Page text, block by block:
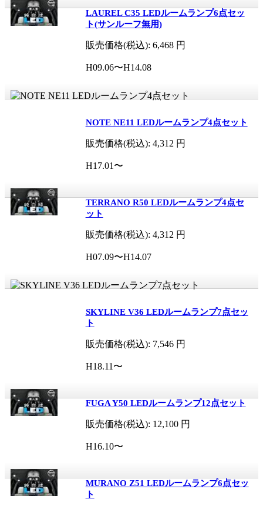
LAUREL C35 LEDルームランプ6点セッ
ト(サンルーフ無用)
販売価格(税込): 6,468 円
H09.06〜H14.08
NOTE NE11 LEDルームランプ4点セット
販売価格(税込): 4,312 円
H17.01〜
TERRANO R50 LEDルームランプ4点セ
ット
販売価格(税込): 4,312 円
H07.09〜H14.07
SKYLINE V36 LEDルームランプ7点セッ
ト
販売価格(税込): 7,546 円
H18.11〜
FUGA Y50 LEDルームランプ12点セット
販売価格(税込): 12,100 円
H16.10〜
MURANO Z51 LEDルームランプ6点セッ
ト